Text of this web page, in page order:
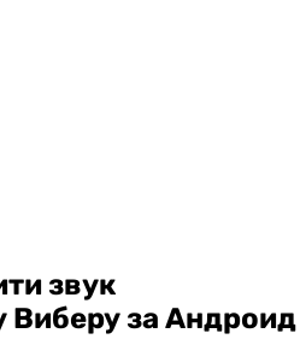
звук
Виберу за Андроид